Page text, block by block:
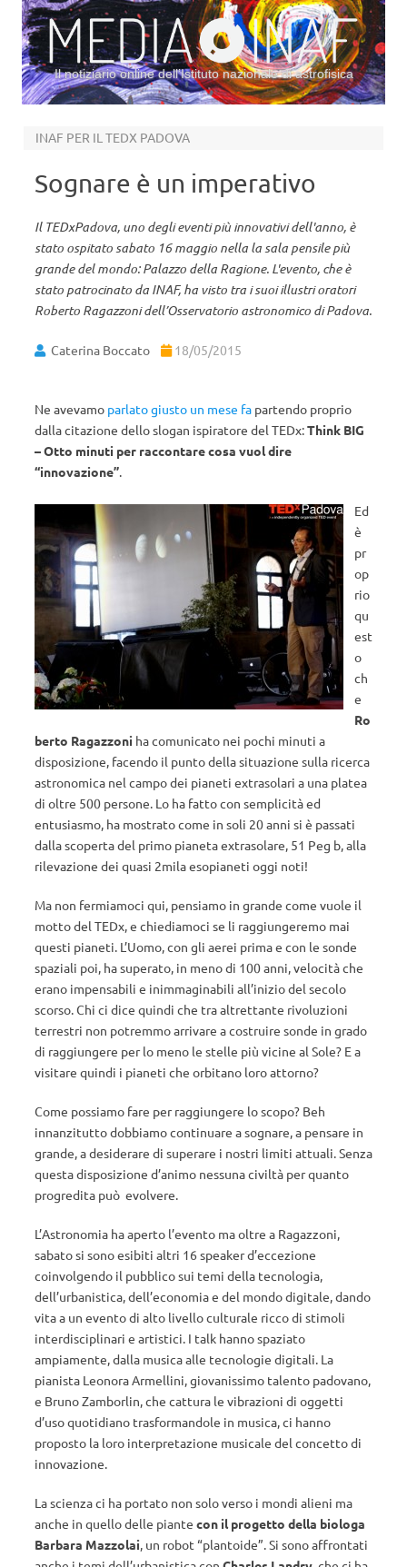
Il notiziario online dell’Istituto nazionale di astrofisica
INAF PER IL TEDX PADOVA
Sognare è un imperativo
Il TEDxPadova, uno degli eventi più innovativi dell'anno, è
stato ospitato sabato 16 maggio nella la sala pensile più
grande del mondo: Palazzo della Ragione. L'evento, che è
stato patrocinato da INAF, ha visto tra i suoi illustri oratori
Roberto Ragazzoni dell’Osservatorio astronomico di Padova.
Caterina Boccato 18/05/2015
Ne avevamo parlato giusto un mese fa partendo proprio
dalla citazione dello slogan ispiratore del TEDx:Think BIG
– Otto minuti per raccontare cosa vuol dire
“innovazione”.
Ed
è
pr
op
rio
qu
est
o
ch
e
Ro
berto Ragazzoni ha comunicato nei pochi minuti a
disposizione, facendo il punto della situazione sulla ricerca
astronomica nel campo dei pianeti extrasolari a una platea
di oltre 500 persone. Lo ha fatto con semplicità ed
entusiasmo, ha mostrato come in soli 20 anni si è passati
dalla scoperta del primo pianeta extrasolare, 51 Peg b, alla
rilevazione dei quasi 2mila esopianeti oggi noti!
Ma non fermiamoci qui, pensiamo in grande come vuole il
motto del TEDx, e chiediamoci se li raggiungeremo mai
questi pianeti. L’Uomo, con gli aerei prima e con le sonde
spaziali poi, ha superato, in meno di 100 anni, velocità che
erano impensabili e inimmaginabili all’inizio del secolo
scorso. Chi ci dice quindi che tra altrettante rivoluzioni
terrestri non potremmo arrivare a costruire sonde in grado
di raggiungere per lo meno le stelle più vicine al Sole? E a
visitare quindi i pianeti che orbitano loro attorno?
Come possiamo fare per raggiungere lo scopo? Beh
innanzitutto dobbiamo continuare a sognare, a pensare in
grande, a desiderare di superare i nostri limiti attuali. Senza
questa disposizione d’animo nessuna civiltà per quanto
progredita può evolvere.
L’Astronomia ha aperto l’evento ma oltre a Ragazzoni,
sabato si sono esibiti altri 16 speaker d’eccezione
coinvolgendo il pubblico sui temi della tecnologia,
dell’urbanistica, dell’economia e del mondo digitale, dando
vita a un evento di alto livello culturale ricco di stimoli
interdisciplinari e artistici. I talk hanno spaziato
ampiamente, dalla musica alle tecnologie digitali. La
pianista Leonora Armellini, giovanissimo talento padovano,
e Bruno Zamborlin, che cattura le vibrazioni di oggetti
d’uso quotidiano trasformandole in musica, ci hanno
proposto la loro interpretazione musicale del concetto di
innovazione.
La scienza ci ha portato non solo verso i mondi alieni ma
anche in quello delle piante con il progetto della biologa
Barbara Mazzolai, un robot “plantoide”. Si sono affrontati